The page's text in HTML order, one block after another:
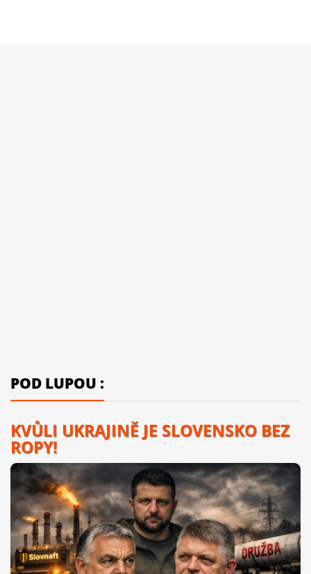
POD LUPOU :
KVŮLI UKRAJINĚ JE SLOVENSKO BEZ
ROPY!